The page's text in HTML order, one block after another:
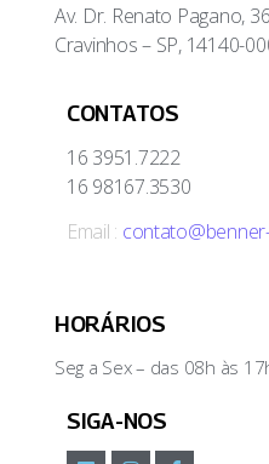
Av. Dr. Renato Pagano,
Cravinhos – SP, 14140-
CONTATOS
16 3951.7222
16 98167.3530
Email :
HORÁRIOS
Seg a Sex – das 08h às
SIGA-NOS